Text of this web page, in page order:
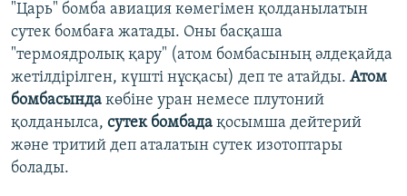
"Царь" бомба авиация көмегімен қолданылатын
сутек бомбаға жатады. Оны басқаша
"термоядролық қару" (атом бомбасының әлдеқайда
жетілдірілген, күшті нұсқасы) деп те атайды. Атом
бомбасында көбіне уран немесе плутоний
қолданылса, сутек бомбада қосымша дейтерий
және тритий деп аталатын сутек изотоптары
болады.